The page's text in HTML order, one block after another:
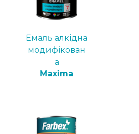
Емаль алкідна
модифікован
а
Maxima